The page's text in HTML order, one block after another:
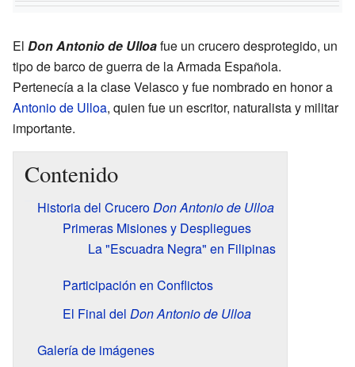
El Don Antonio de Ulloafue un crucero desprotegido, un
tipo de barco de guerra de la Armada Española.
Pertenecía a la clase Velasco y fue nombrado en honor a
Antonio de Ulloa, quien fue un escritor, naturalista y militar
importante.
Contenido
Historia del CruceroDon Antonio de Ulloa
Primeras Misiones y Despliegues
La "Escuadra Negra" en Filipinas
Participación en Conflictos
El Final del Don Antonio de Ulloa
Galería de imágenes